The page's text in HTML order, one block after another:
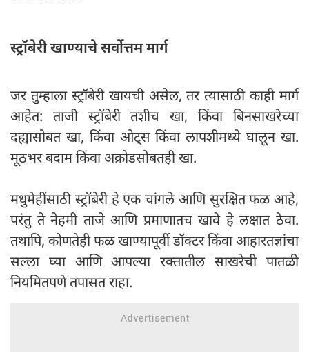
स्ट्रॉबेरी खाण्याचे सर्वोत्तम मार्ग
जर तुम्हाला स्ट्रॉबेरी खायची असेल, तर त्यासाठी काही मार्ग
आहेत: ताजी स्ट्रॉबेरी तशीच खा, किंवा बिनसाखरेच्या
दह्यासोबत खा, किंवा ओट्स किंवा लापशीमध्ये घालून खा.
मूठभर बदाम किंवा अक्रोडसोबतही खा.
मधुमेहींसाठी स्ट्रॉबेरी हे एक चांगले आणि सुरक्षित फळ आहे,
परंतु ते नेहमी ताजे आणि प्रमाणातच खावे हे लक्षात ठेवा.
तथापि, कोणतेही फळ खाण्यापूर्वी डॉक्टर किंवा आहारतज्ञांचा
सल्ला घ्या आणि आपल्या रक्तातील साखरेची पातळी
नियमितपणे तपासत राहा.